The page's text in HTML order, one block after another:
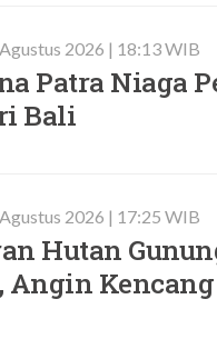
2026 | 18:13 WIB
Patra Niaga
Bali
2026 | 17:25 WIB
Hutan
Angin